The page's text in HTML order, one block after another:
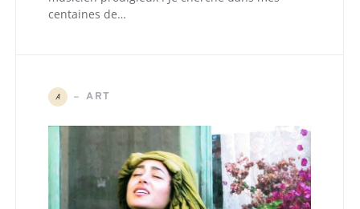
centaines de…
A ART